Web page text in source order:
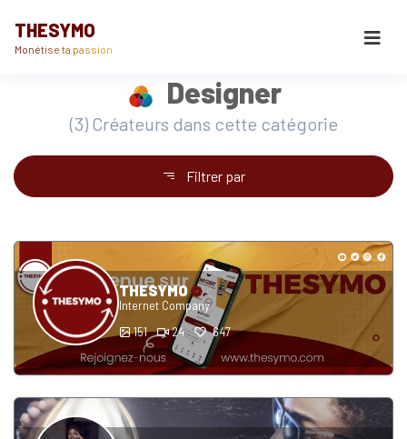
THESYMO
Monétise ta passion
Designer
(3) Créateurs dans cette catégorie
Filtrer par
THESYMO
Internet Company
151
24 647